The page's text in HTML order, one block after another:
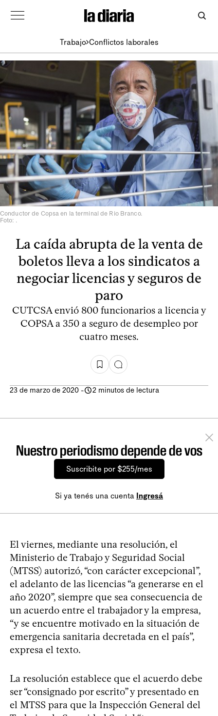
Trabajo Conflictos laborales
Conductor de Copsa en la terminal de Rio Branco.
Foto: .
La caída abrupta de la venta de
boletos lleva a los sindicatos a
negociar licencias y seguros de
paro
CUTCSA envió 800 funcionarios a licencia y
COPSA a 350 a seguro de desempleo por
cuatro meses.
23 de marzo de 2020 - 2 minutos de lectura
Nuestro periodismo depende de vos
Suscribite por $255/mes
Si ya tenés una cuenta Ingresá
El viernes, mediante una resolución, el
Ministerio de Trabajo y Seguridad Social
(MTSS) autorizó, “con carácter excepcional”,
el adelanto de las licencias “a generarse en el
año 2020”, siempre que sea consecuencia de
un acuerdo entre el trabajador y la empresa,
“y se encuentre motivado en la situación de
emergencia sanitaria decretada en el país”,
expresa el texto.
La resolución establece que el acuerdo debe
ser “consignado por escrito” y presentado en
el MTSS para que la Inspección General del